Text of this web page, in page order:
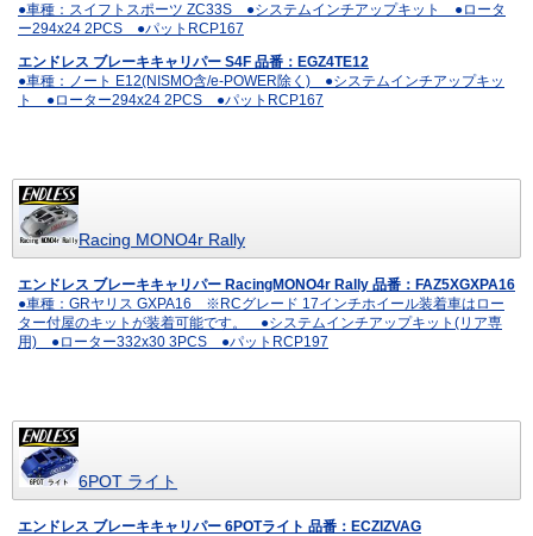
●車種：スイフトスポーツ ZC33S ●システムインチアップキット ●ロータ
ー294x24 2PCS ●パットRCP167
エンドレス ブレーキキャリパー S4F 品番：EGZ4TE12
●車種：ノート E12(NISMO含/e-POWER除く) ●システムインチアップキッ
ト ●ローター294x24 2PCS ●パットRCP167
Racing MONO4r Rally
エンドレス ブレーキキャリパー RacingMONO4r Rally 品番：FAZ5XGXPA16
●車種：GRヤリス GXPA16 ※RCグレード 17インチホイール装着車はロー
ター付屋のキットが装着可能です。 ●システムインチアップキット(リア専
用) ●ローター332x30 3PCS ●パットRCP197
6POT ライト
エンドレス ブレーキキャリパー 6POTライト 品番：ECZIZVAG